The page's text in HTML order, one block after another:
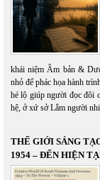
khái niệm Âm bản &
nhỏ để phác họa hành
hé lộ giúp người đọc đôi
hệ, ở xứ sở Lắm người
THẾ GIỚI SÁNG
1954 – ĐẾN HIỆN